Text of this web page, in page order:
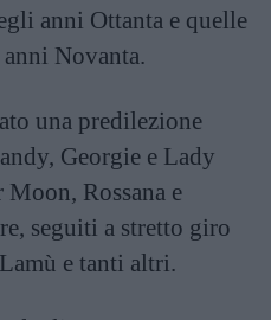
anni Ottanta e quelle
Novanta.
una predilezione
Georgie e Lady
Moon, Rossana e
seguiti a stretto giro
e tanti altri.